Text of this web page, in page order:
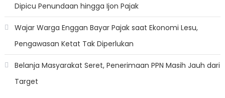
Dipicu Penundaan hingga Ijon Pajak
Wajar Warga Enggan Bayar Pajak saat Ekonomi Lesu,
Pengawasan Ketat Tak Diperlukan
Belanja Masyarakat Seret, Penerimaan PPN Masih Jauh dari
Target